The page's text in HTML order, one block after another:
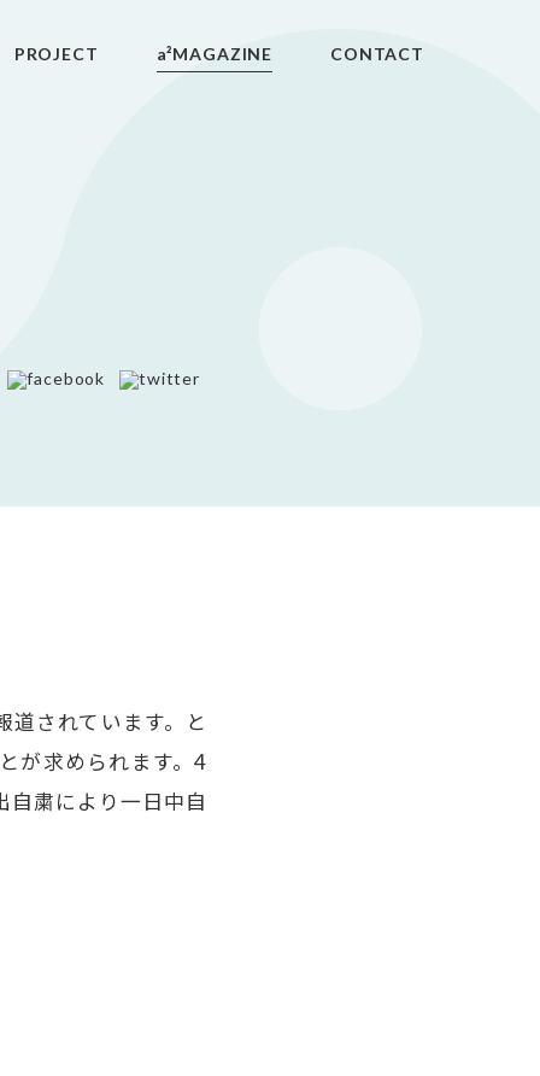
PROJECT a²MAGAZINE CONTACT
道されています。と
が求められます。4
自粛により一日中自